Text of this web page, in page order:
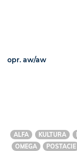
opr. aw/aw
ALFA KULTURA
OMEGA
POSTACIE